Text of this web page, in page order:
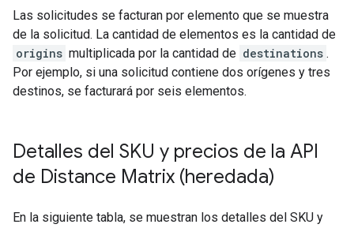
Las solicitudes se facturan por elemento que se muestra
de la solicitud. La cantidad de elementos es la cantidad de
origins multiplicada por la cantidad de destinations .
Por ejemplo, si una solicitud contiene dos orígenes y tres
destinos, se facturará por seis elementos.
Detalles del SKU y precios de la API
de Distance Matrix (heredada)
En la siguiente tabla, se muestran los detalles del SKU y